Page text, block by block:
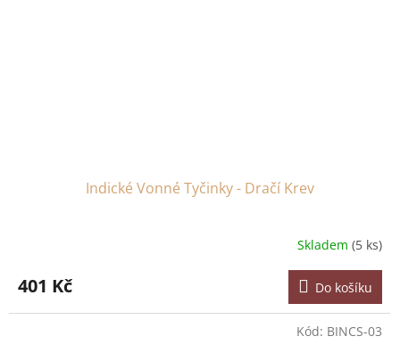
Indické Vonné Tyčinky - Dračí Krev
Skladem (5 ks)
401 Kč Do košíku
Kód: BINCS-03